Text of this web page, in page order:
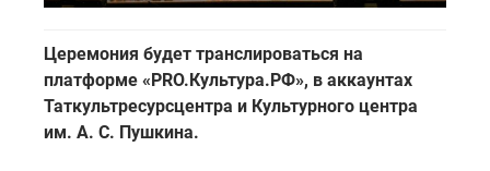
Церемония будет транслироваться на
платформе «PRO.Культура.РФ», в аккаунтах
Таткультресурсцентра и Культурного центра
им. А. С. Пушкина.